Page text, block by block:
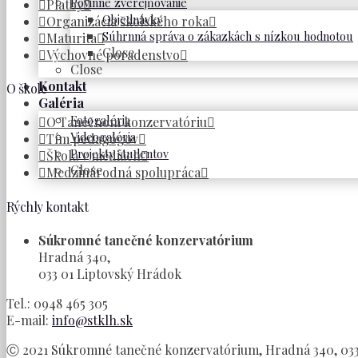
Objednávky
Súhrnná správa o zákazkách s nízkou hodnotou
Close
Close
Kontakt
Galéria
Fotogaléria
Videogaléria
Projekty študentov
Close
Platby
Organizácia školského roka
Maturita
Výchovné poradenstvo
O škole
O Tanečnom konzervatóriu
Tím pedagógov
Škola v médiách
Medzinárodná spolupráca
Rýchly kontakt
Súkromné tanečné konzervatórium
Hradná 340,
033 01 Liptovský Hrádok
Tel.: 0948 465 305
E-mail: info@stklh.sk
Ⓒ 2021 Súkromné tanečné konzervatórium, Hradná 340,